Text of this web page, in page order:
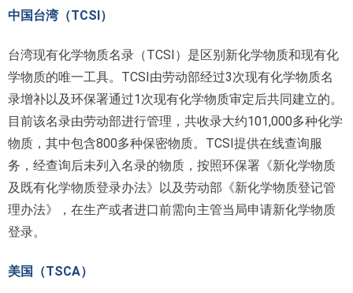
中国台湾（TCSI）
台湾现有化学物质名录（TCSI）是区别新化学物质和现有化
学物质的唯一工具。TCSI由劳动部经过3次现有化学物质名
录增补以及环保署通过1次现有化学物质审定后共同建立的。
目前该名录由劳动部进行管理，共收录大约101,000多种化学
物质，其中包含800多种保密物质。TCSI提供在线查询服
务，经查询后未列入名录的物质，按照环保署《新化学物质
及既有化学物质登录办法》以及劳动部《新化学物质登记管
理办法》，在生产或者进口前需向主管当局申请新化学物质
登录。
美国（TSCA）